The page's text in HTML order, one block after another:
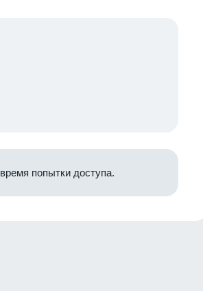
попытки доступа.